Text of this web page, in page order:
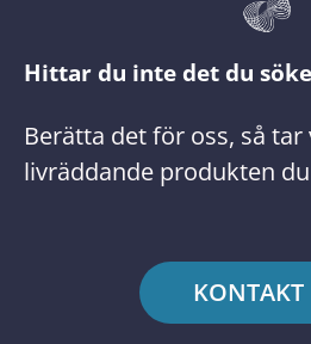
Hittar du inte det du
Berätta det för oss, så tar
livräddande produkten
KONTAKT